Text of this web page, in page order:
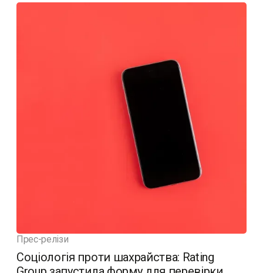
Прес-релізи
Соціологія проти шахрайства: Rating